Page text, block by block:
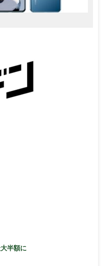
半額に